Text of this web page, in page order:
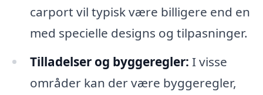
carport vil typisk være billigere end en
med specielle designs og tilpasninger.
Tilladelser og byggeregler: I visse
områder kan der være byggeregler,